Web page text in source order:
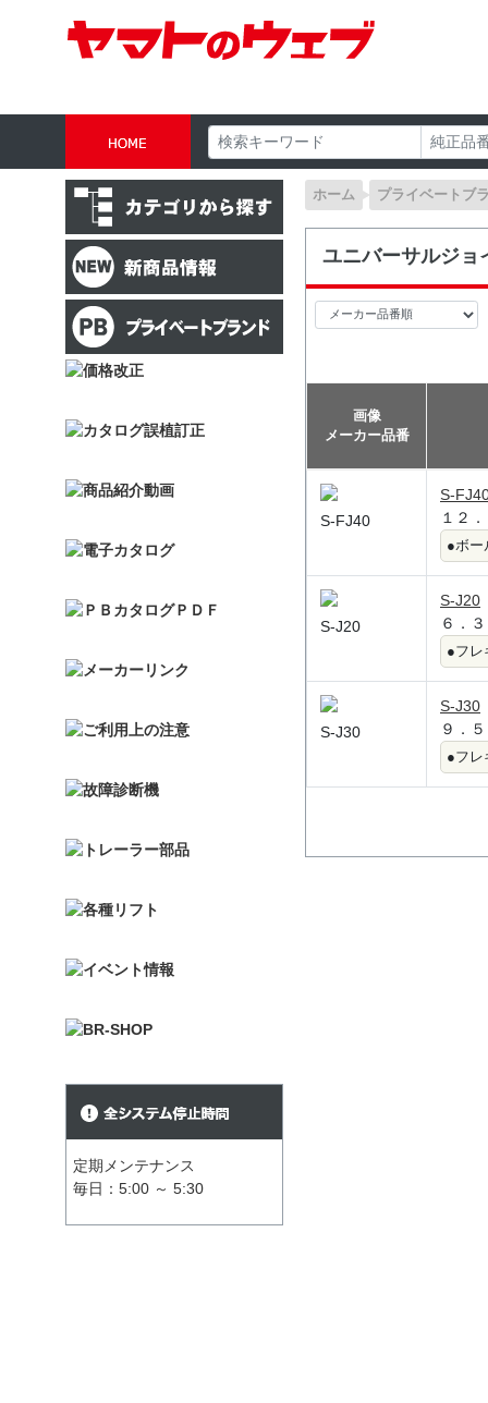
定期メンテナンス
毎日：5:00 ～ 5:30
ホーム プライベートブ
ユニバーサルジョ
画像
メーカー品番
S-FJ40
S-
１２
●ボー
S-J20
S-J20
６．
●フレ
S-J30
S-J30
９．
●フレ